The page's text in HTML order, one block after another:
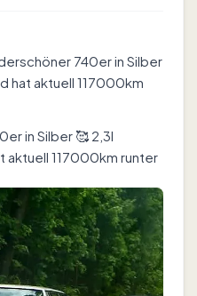
740er in Silber
hat aktuell 117000km
in Silber 🥰 2,3l
aktuell 117000km runter